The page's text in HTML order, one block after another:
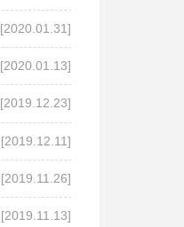
[2020.01.31]
[2020.01.13]
[2019.12.23]
[2019.12.11]
[2019.11.26]
[2019.11.13]